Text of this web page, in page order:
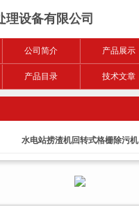
理设备有限公司
公司简介 产品展示
产品目录 技术文章
水电站捞渣机回转式格栅除污机